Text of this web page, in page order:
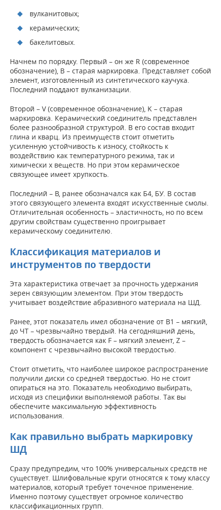
вулканитовых;
керамических;
бакелитовых.
Начнем по порядку. Первый – он же R (современное
обозначение), B – старая маркировка. Представляет собой
элемент, изготовленный из синтетического каучука.
Последний поддают вулканизации.
Второй – V (современное обозначение), K – старая
маркировка. Керамический соединитель представлен
более разнообразной структурой. В его состав входит
глина и кварц. Из преимуществ стоит отметить
усиленную устойчивость к износу, стойкость к
воздействию как температурного режима, так и
химически х веществ. Но при этом керамическое
связующее имеет хрупкость.
Последний – B, ранее обозначался как Б4, БУ. В состав
этого связующего элемента входят искусственные смолы.
Отличительная особенность – эластичность, но по всем
другим свойствам существенно проигрывает
керамическому соединителю.
Классификация материалов и
инструментов по твердости
Эта характеристика отвечает за прочность удержания
зерен связующим элементом. При этом твердость
учитывает воздействие абразивного материала на ШД.
Ранее, этот показатель имел обозначение от B1 – мягкий,
до ЧТ – чрезвычайно твердый. На сегодняшний день,
твердость обозначается как F – мягкий элемент, Z –
компонент с чрезвычайно высокой твердостью.
Стоит отметить, что наиболее широкое распространение
получили диски со средней твердостью. Но не стоит
опираться на это. Показатель необходимо выбирать,
исходя из специфики выполняемой работы. Так вы
обеспечите максимальную эффективность
использования.
Как правильно выбрать маркировку
ШД
Сразу предупредим, что 100% универсальных средств не
существует. Шлифовальные круги относятся к тому классу
материалов, который требует точечное применение.
Именно поэтому существует огромное количество
классификационных групп.